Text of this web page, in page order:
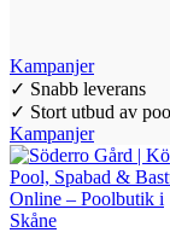
Kampanjer
✓ Snabb leverans
✓ Stort utbud av
Kampanjer